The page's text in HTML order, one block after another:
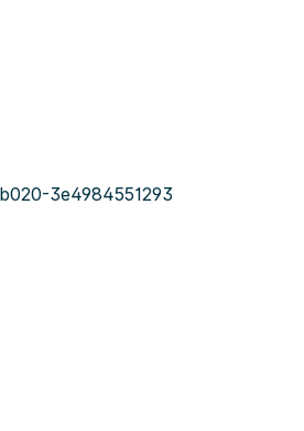
3e4984551293